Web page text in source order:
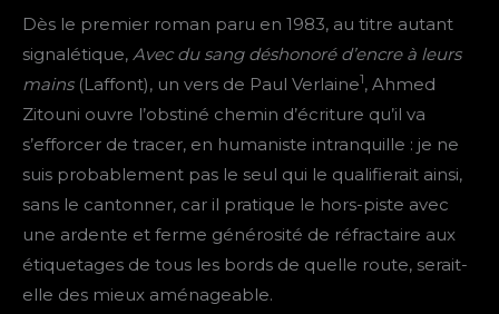
Dès le premier roman paru en 1983, au titre autant
signalétique, Avec du sang déshonoré d’encre à leurs
mains (Laffont), un vers de Paul Verlaine1, Ahmed
Zitouni ouvre l’obstiné chemin d’écriture qu’il va
s’efforcer de tracer, en humaniste intranquille : je ne
suis probablement pas le seul qui le qualifierait ainsi,
sans le cantonner, car il pratique le hors-piste avec
une ardente et ferme générosité de réfractaire aux
étiquetages de tous les bords de quelle route, serait-
elle des mieux aménageable.